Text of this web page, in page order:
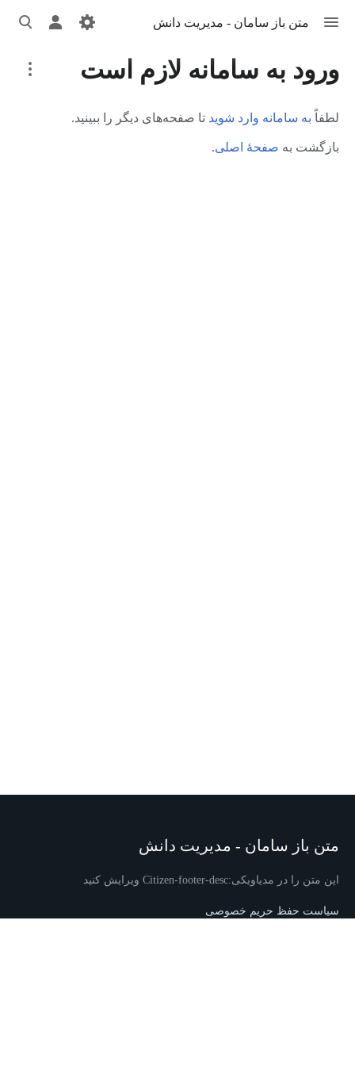
منو
متن باز سامان - مدیریت دانش
تغییر
منوی
تغییر
ورود به سامانه لازم است
More
actions
لطفاً به سامانه وارد شوید تا صفحه‌های دیگر را ببینید.
بازگشت به صفحهٔ اصلی.
متن باز سامان - مدیریت دانش
این متن را در مدیاویکی:Citizen-footer-desc ویرایش کنید
سیاست حفظ حریم خصوصی